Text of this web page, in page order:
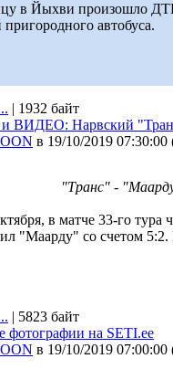
в Йыхви произошло
автобуса.
| 1932 байт
ВИДЕО: Нарвский
в 19/10/2019 07:30:00
"Транс" -
в матче 33-го
"Маарду" со счетом
| 5823 байт
фотографии на SETI.ee
в 19/10/2019 07:00:00